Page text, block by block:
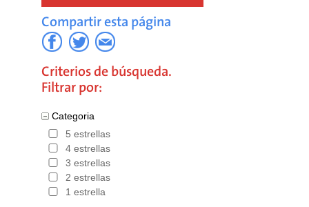
Compartir esta página
Criterios de búsqueda.
Filtrar por:
Categoria
5 estrellas
4 estrellas
3 estrellas
2 estrellas
1 estrella